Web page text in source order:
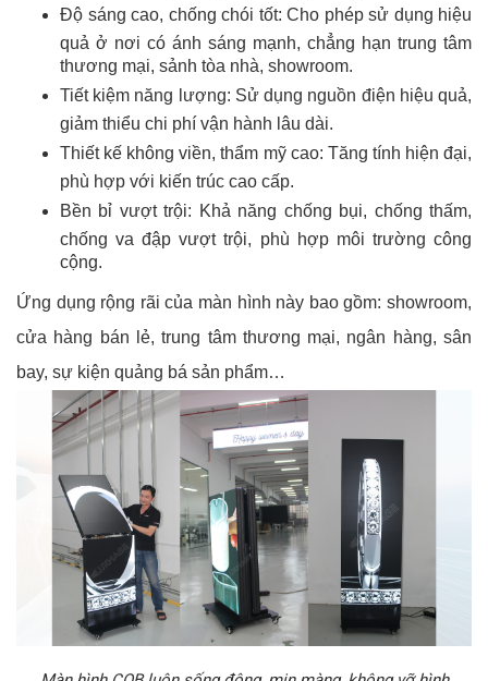
Độ sáng cao, chống chói tốt: Cho phép sử dụng hiệu
quả ở nơi có ánh sáng mạnh, chẳng hạn trung tâm
thương mại, sảnh tòa nhà, showroom.
Tiết kiệm năng lượng: Sử dụng nguồn điện hiệu quả,
giảm thiểu chi phí vận hành lâu dài.
Thiết kế không viền, thẩm mỹ cao: Tăng tính hiện đại,
phù hợp với kiến trúc cao cấp.
Bền bỉ vượt trội: Khả năng chống bụi, chống thấm,
chống va đập vượt trội, phù hợp môi trường công
cộng.
Ứng dụng rộng rãi của màn hình này bao gồm: showroom,
cửa hàng bán lẻ, trung tâm thương mại, ngân hàng, sân
bay, sự kiện quảng bá sản phẩm…